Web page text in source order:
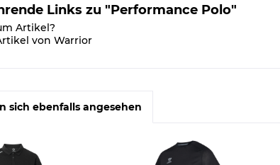
Links zu "Performance Polo"
Artikel?
von Warrior
sich ebenfalls angesehen